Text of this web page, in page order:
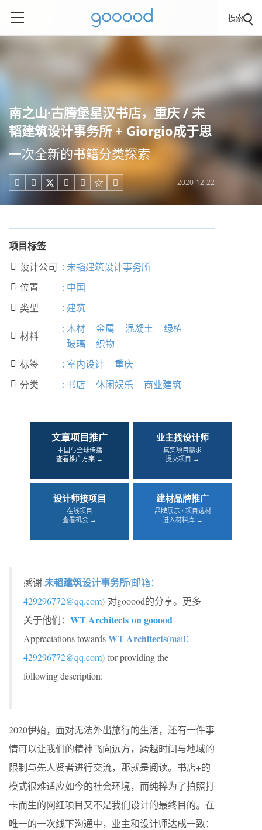
搜索
南之山·古腾堡星汉书店，重庆 / 未
韬建筑设计事务所 + Giorgio成于思
一次全新的书籍分类探索
     2020-12-22
项目标签
 设计公司 : 未韬建筑设计事务所
 位置 : 中国
 类型 : 建筑
 材料
: 木材 金属 混凝土
绿植
玻璃
织物
 标签 : 室内设计 重庆
 分类 : 书店 休闲娱乐 商业建筑
文章项目推广
中国与全球传播
查看推广方案 →
业主找设计师
真实项目需求
提交项目 →
设计师接项目
在线项目
查看机会 →
建材品牌推广
品牌展示 · 项目选材
进入材料库 →
感谢未韬建筑设计事务所(邮箱：
429296772@qq.com) 对gooood的分享。更多
关于他们： WT Architects on gooood
Appreciations towardsWT Architects(mail：
429296772@qq.com) for providing the
following description:
2020伊始，面对无法外出旅行的生活，还有一件事
情可以让我们的精神飞向远方，跨越时间与地域的
限制与先人贤者进行交流，那就是阅读。书店+的
模式很难适应如今的社会环境，而纯粹为了拍照打
卡而生的网红项目又不是我们设计的最终目的。在
唯一的一次线下沟通中，业主和设计师达成一致：